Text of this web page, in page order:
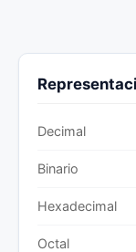
Decimal
Binario
Hexadecimal
Octal